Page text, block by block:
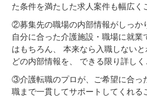
た条件を満たした求人案件も幅広く
②募集先の職場の内部情報がしっか
自分に合った介護施設・職場に就業
はもちろん、 本来なら入職しない
どの内部情報を、 できる限り詳しく
③介護転職のプロが、ご希望に合っ
職まで一貫してサポートしてくれる